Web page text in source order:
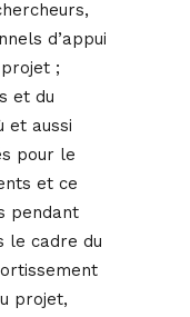
d’appui
;
et du
et aussi
pour le
et ce
pendant
le cadre du
projet,